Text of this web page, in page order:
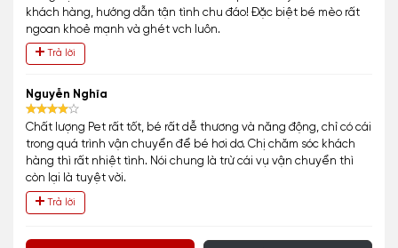
khách hàng, hướng dẫn tận tình chu đáo! Đặc biệt bé mèo rất
ngoan khoẻ mạnh và ghét vch luôn.
Trả lời
Nguyễn Nghĩa
Chất lượng Pet rất tốt, bé rất dễ thương và năng động, chỉ có cái
trong quá trình vận chuyển để bé hơi dơ. Chị chăm sóc khách
hàng thì rất nhiệt tình. Nói chung là trừ cái vụ vận chuyển thì
còn lại là tuyệt vời.
Trả lời